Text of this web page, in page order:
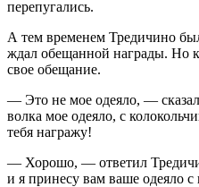
перепугались.
А тем временем Тредичино
ждал обещанной награды. Но
свое обещание.
— Это не мое одеяло, —
волка мое одеяло, с
тебя награжу!
— Хорошо, — ответил
и я принесу вам ваше одеяло с